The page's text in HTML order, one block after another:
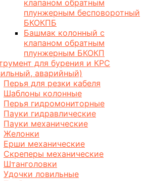
клапаном обратным
плунжерным бесповоротный
БКОКПБ
Башмак колонный с
клапаном обратным
плунжерным БКОКП
для бурения и КРС
аварийный)
Перья для резки кабеля
Шаблоны колонные
Перья гидромониторные
Пауки гидравлические
Пауки механические
Желонки
Ерши механические
Скреперы механические
Штанголовки
Удочки ловильные